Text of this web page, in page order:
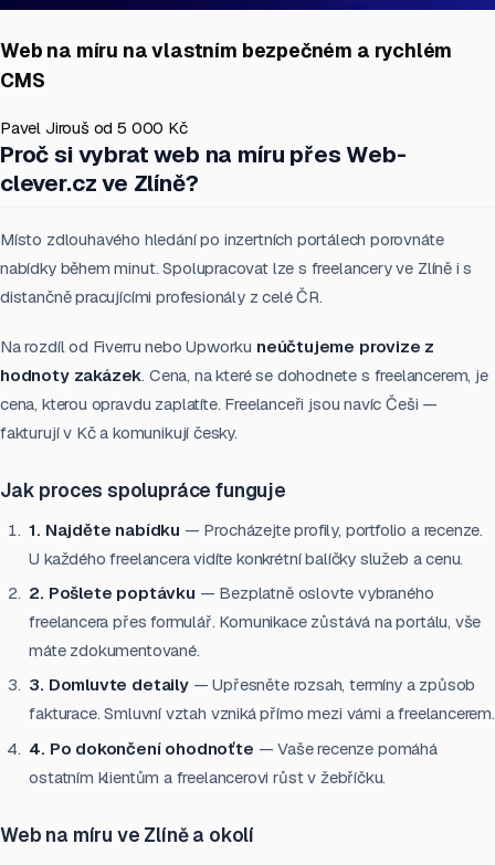
Web na míru na vlastním bezpečném a rychlém
CMS
Pavel Jirouš od 5 000 Kč
Proč si vybrat web na míru přes Web-
clever.cz ve Zlíně?
Místo zdlouhavého hledání po inzertních portálech porovnáte
nabídky během minut. Spolupracovat lze s freelancery ve Zlíně i s
distančně pracujícími profesionály z celé ČR.
Na rozdíl od Fiverru nebo Upworku neúčtujeme provize z
hodnoty zakázek. Cena, na které se dohodnete s freelancerem, je
cena, kterou opravdu zaplatíte. Freelanceři jsou navíc Češi —
fakturují v Kč a komunikují česky.
Jak proces spolupráce funguje
1. Najděte nabídku — Procházejte profily, portfolio a recenze.
U každého freelancera vidíte konkrétní balíčky služeb a cenu.
2. Pošlete poptávku — Bezplatně oslovte vybraného
freelancera přes formulář. Komunikace zůstává na portálu, vše
máte zdokumentované.
3. Domluvte detaily— Upřesněte rozsah, termíny a způsob
fakturace. Smluvní vztah vzniká přímo mezi vámi a freelancerem.
4. Po dokončení ohodnoťte — Vaše recenze pomáhá
ostatním klientům a freelancerovi růst v žebříčku.
Web na míru ve Zlíně a okolí